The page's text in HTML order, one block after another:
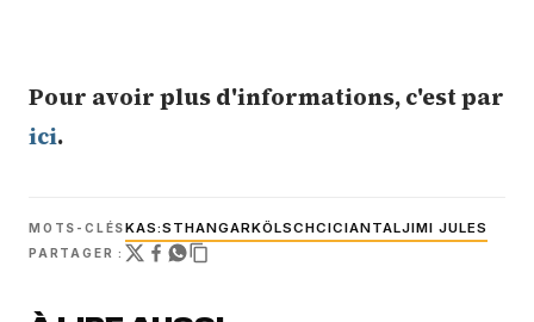
Pour avoir plus d'informations, c'est par
ici.
MOTS-CLÉSKAS:STHANGARKÖLSCHCICIANTALJIMI JULES
PARTAGER :